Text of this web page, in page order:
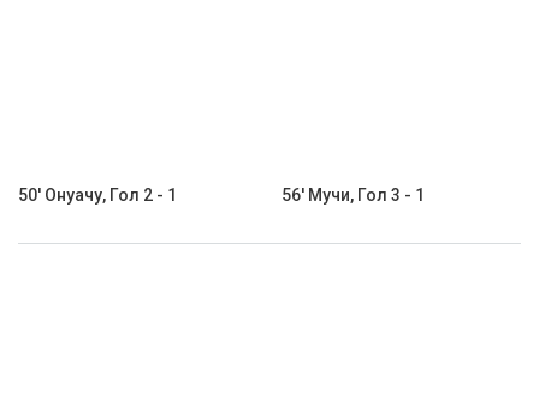
50' Онуачу, Гол 2 - 1 56' Мучи, Гол 3 - 1